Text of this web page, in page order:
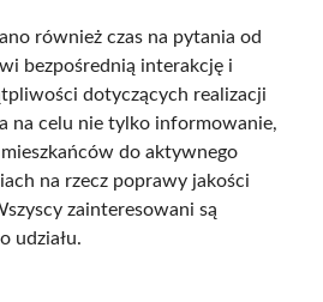
również czas na pytania od
bezpośrednią interakcję i
dotyczących realizacji
na celu nie tylko informowanie,
do aktywnego
na rzecz poprawy jakości
zainteresowani są
udziału.